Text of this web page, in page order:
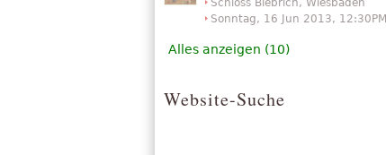
Schloss Biebrich, Wiesbaden
Sonntag, 16 Jun 2013, 12:30PM
Alles anzeigen (10)
Website-Suche